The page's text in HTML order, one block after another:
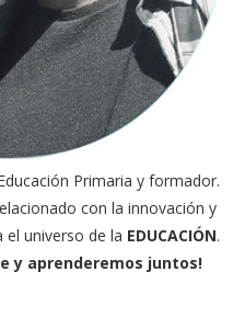
Primaria y formador.
con la innovación y
universo de la EDUCACIÓN.
y aprenderemos juntos!